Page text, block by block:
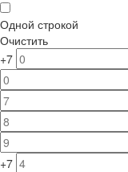
Одной строкой
Очистить
+7
+7